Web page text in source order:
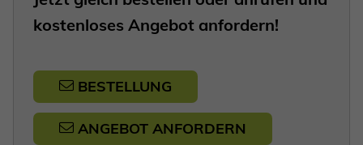
kostenloses Angebot anfordern!
BESTELLUNG
ANGEBOT ANFORDERN